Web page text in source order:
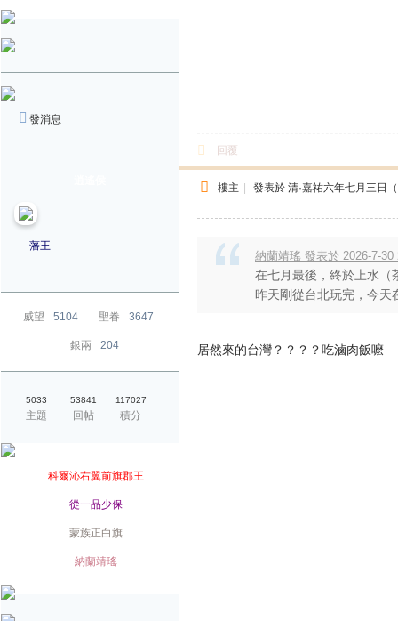
發消息
回覆
藩王
威望 5104 聖眷 3647
銀兩 204
5033
主題
53841
回帖
117027
積分
科爾沁右翼前旗郡王
從一品少保
蒙族正白旗
納蘭靖瑤
樓主 | 發表於 清·嘉祐六年七月三日
納蘭靖瑤 發表於 2026-7-30
在七月最後，終於上水（
昨天剛從台北玩完，今天
居然來的台灣？？？？吃滷肉飯嚒